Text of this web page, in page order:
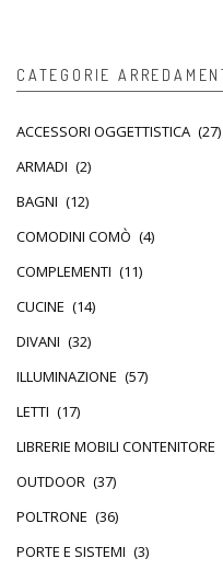
CATEGORIE
ACCESSORI OGGETTISTICA (27)
ARMADI (2)
BAGNI (12)
COMODINI COMÒ (4)
COMPLEMENTI (11)
CUCINE (14)
DIVANI (32)
ILLUMINAZIONE (57)
LETTI (17)
LIBRERIE MOBILI CONTENITORE
OUTDOOR (37)
POLTRONE (36)
PORTE E SISTEMI (3)